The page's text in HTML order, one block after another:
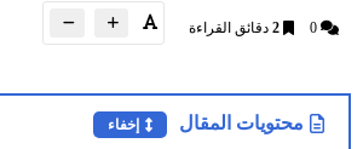
0
2 دقائق القراءة
محتويات المقال إخفاء